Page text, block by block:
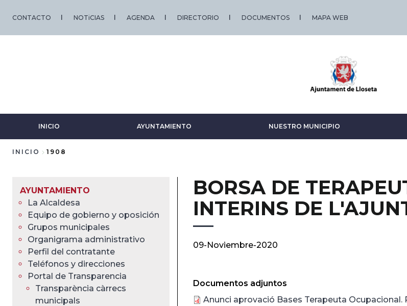
CONTACTO NOTiCIAS AGENDA DIRECTORIO DOCUMENTOS MAPA WEB
INICIO AYUNTAMIENTO NUESTRO MUNICIPIO
enlaces
de
ayuda
a
la
navegación
INICIO 1908
AYUNTAMIENTO
La Alcaldesa
Equipo de gobierno y oposición
Grupos municipales
Organigrama administrativo
Perfil del contratante
Teléfonos y direcciones
Portal de Transparencia
Transparència càrrecs
municipals
BORSA DE
INTERINS DE
09-Noviembre-2020
Documentos adjuntos
Anunci aprovació Bases Terapeuta Ocupacional.